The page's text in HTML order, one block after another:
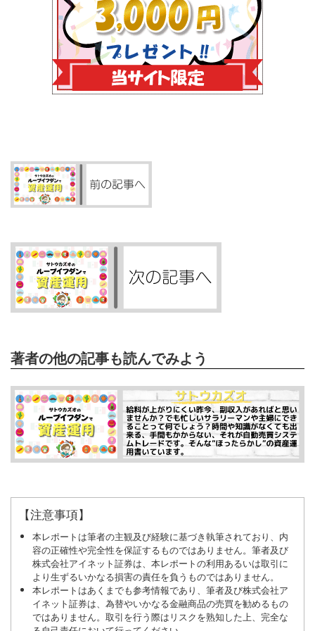
著者の他の記事も読んでみよう
【注意事項】
本レポートは筆者の主観及び経験に基づき執筆されており、内
容の正確性や完全性を保証するものではありません。筆者及び
株式会社アイネット証券は、本レポートの利用あるいは取引に
より生ずるいかなる損害の責任を負うものではありません。
本レポートはあくまでも参考情報であり、筆者及び株式会社ア
イネット証券は、為替やいかなる金融商品の売買を勧めるもの
ではありません。取引を行う際はリスクを熟知した上、完全な